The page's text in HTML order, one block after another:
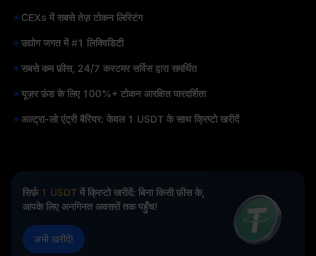
CEXs में सबसे तेज़ टोकन लिस्टिंग
उद्योग जगत में #1 लिक्विडिटी
सबसे कम फ़ीस, 24/7 कस्टमर सर्विस द्वारा समर्थित
यूज़र फ़ंड के लिए 100%+ टोकन आरक्षित पारदर्शिता
अल्ट्रा-लो एंट्री बैरियर: केवल 1 USDT के साथ क्रिप्टो खरीदें
सिर्फ़ 1 USDT में क्रिप्टो खरीदें: बिना किसी फ़ीस के,
आपके लिए अनगिनत अवसरों तक पहुँच!
अभी खरीदें!